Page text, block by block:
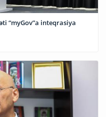
“myGov”a inteqrasiya